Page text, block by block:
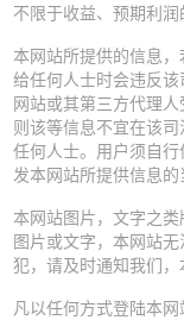
不限于收益、预期利润
本网站所提供的信息
给任何人士时会违反
网站或其第三方代理
则该等信息不宜在该
任何人士。用户须自
发本网站所提供信息的
本网站图片，文字之
图片或文字，本网站
犯，请及时通知我们，
凡以任何方式登陆本